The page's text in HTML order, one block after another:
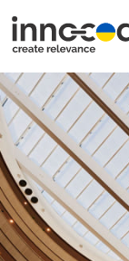
Multi block